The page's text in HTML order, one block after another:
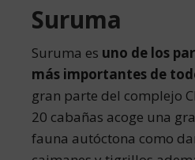
Suruma
Suruma es uno de los
más importantes de
gran parte del complejo
20 cabañas acoge una
fauna autóctona como